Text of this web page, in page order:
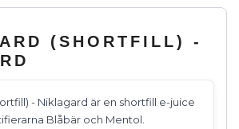
(SHORTFILL) -
- Niklagard är en shortfill e-juice
Blåbär och Mentol.